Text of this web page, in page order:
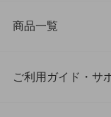
商品一覧
ご利用ガイド・サ